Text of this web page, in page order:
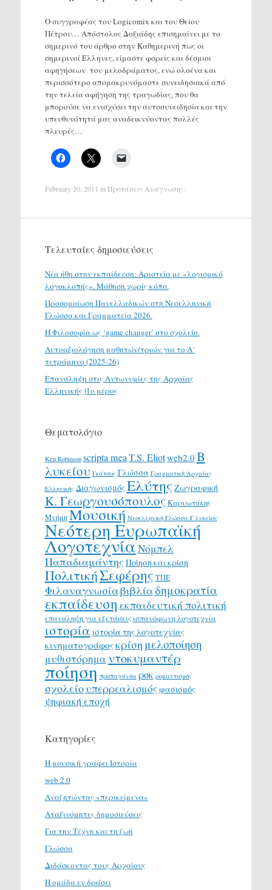
Ο συγγραφέας του Logicomix και του Θείου
Πέτρου… Απόστολος Δοξιάδης επισημαίνει με το
σημερινό του άρθρο στην Καθημερινή πως οι
σημερινοί Έλληνες, είμαστε φορείς και δέσμιοι
αφηγήσεων του μελοδράματος, ενώ ολοένα και
περισσότερο απομακρυνόμαστε συνειδησιακά από
την τελεία αφήγηση της τραγωδίας, που θα
μπορούσε να ενισχύσει την αυτοσυνειδησία και την
υπευθυνότητά μας αναδεικνύοντας πολλές
πλευρές…
February 20, 2011 in Προτάσεις Ανάγνωσης.
Τελευταίες δημοσιεύσεις
Νέα ήθη στην εκπαίδευση: Αριστεία με «λογισμικό
λογοκλοπής». Μάθηση χωρίς κόπο.
Προσομοίωση Πανελλαδικών στη Νεοελληνική
Γλώσσα και Γραμματεία 2026.
H Φιλοσοφία ως ‘game changer’ στο σχολείο.
Αυτοαξιολόγηση μαθητών/τριών για το Α΄
τετράμηνο (2025-26)
Επανάληψη στις Αντωνυμίες της Αρχαίας
Ελληνικής |1ο μέρος
Θεματολόγιο
Ken Robinson scripta meaT.S. Eliotweb2.0 Β
λυκείου Γκάτσος Γλώσσα Γραμματική Αρχαίας
Ελληνικής ΔιαγωνισμόςΕλύτης Ζωγραφική
Κ. Γεωργουσόπουλος Καρυωτάκης
ΜνήμηΜουσική Νεοελληνική Γλώσσα Γ λυκείου
Νεότερη Ευρωπαϊκή
ΛογοτεχνίαΝόμπελ
Παπαδιαμάντης Ποίηση και κρίση
ΠολιτικήΣεφέρης ΤΠΕ
Φιλαναγνωσίαβιβλίαδημοκρατία
εκπαίδευση εκπαιδευτική πολιτική
επανάληψη για εξετάσεις ισπανόφωνη λογοτεχνία
ιστορία ιστορία της λογοτεχνίας
κινηματογράφοςκρίση μελοποίηση
μυθιστόρημα ντοκυμαντέρ
ποίηση προπαγάνδα ροκ ρομαντισμός
σχολείουπερρεαλισμόςφασισμός
ψηφιακή εποχή
Κατηγορίες
H μουσική γράφει Ιστορία
web 2.0
Αναζητώντας «περικείμενα»
Αταξινόμητες δημοσιεύσεις
Για την Τέχνη και τη ζωή
Γλώσσα
Διδάσκοντας τους Αρχαίους
Η ομάδα εν δράσει